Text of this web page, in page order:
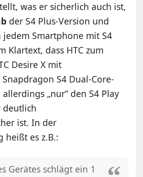
was er sicherlich auch ist,
der S4 Plus-Version und
Smartphone mit S4
Klartext, dass HTC zum
Desire X mit
S4 Dual-Core-
„nur“ den S4 Play
deutlich
ist. In der
heißt es z.B.:
Gerätes schlägt ein 1